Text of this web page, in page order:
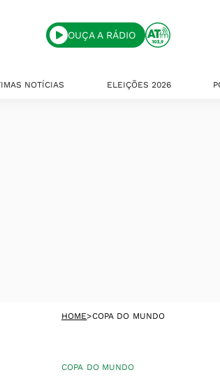
OUÇA A RÁDIO
NOTÍCIAS ELEIÇÕES 2026
HOME>COPA DO MUNDO
COPA DO MUNDO